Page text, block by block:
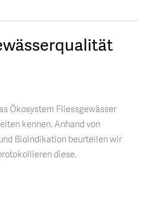
Ökosystem Fliessgewässer
kennen. Anhand von
Bioindikation beurteilen wir
diese.